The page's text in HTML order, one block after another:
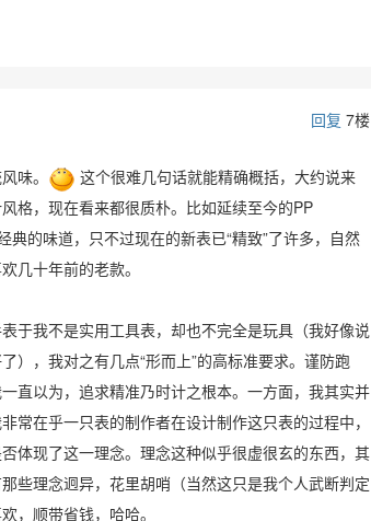
回复 7楼
味。
这个很难几句话就能精确概括，大约说来
格，现在看来都很质朴。比如延续至今的PP
的味道，只不过现在的新表已“精致”了许多，自然
几十年前的老款。
于我不是实用工具表，却也不完全是玩具（我好像说
），我对之有几点“形而上”的高标准要求。谨防跑
直以为，追求精准乃时计之根本。一方面，我其实并
常在乎一只表的制作者在设计制作这只表的过程中，
体现了这一理念。理念这种似乎很虚很玄的东西，其
些理念迥异，花里胡哨（当然这只是我个人武断判定
，顺带省钱，哈哈。